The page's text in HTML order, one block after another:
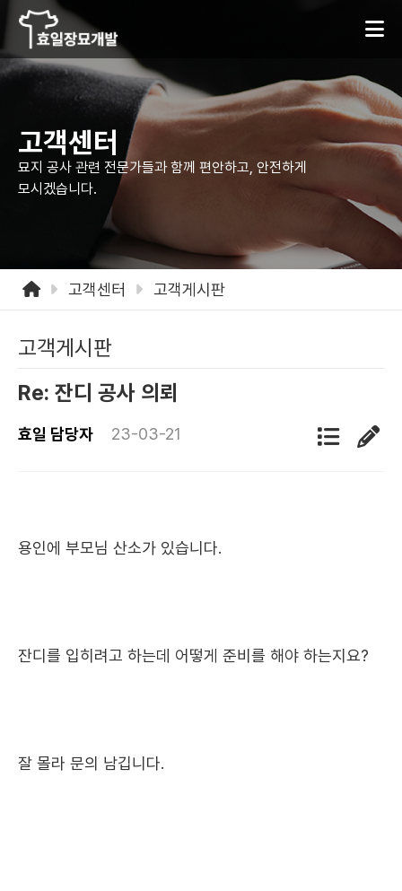
고객센터
묘지 공사 관련 전문가들과 함께 편안하고, 안전하게
모시겠습니다.
고객센터 고객게시판
고객게시판
Re: 잔디 공사 의뢰
효일 담당자 23-03-21
용인에 부모님 산소가 있습니다.
잔디를 입히려고 하는데 어떻게 준비를 해야 하는지요?
잘 몰라 문의 남깁니다.